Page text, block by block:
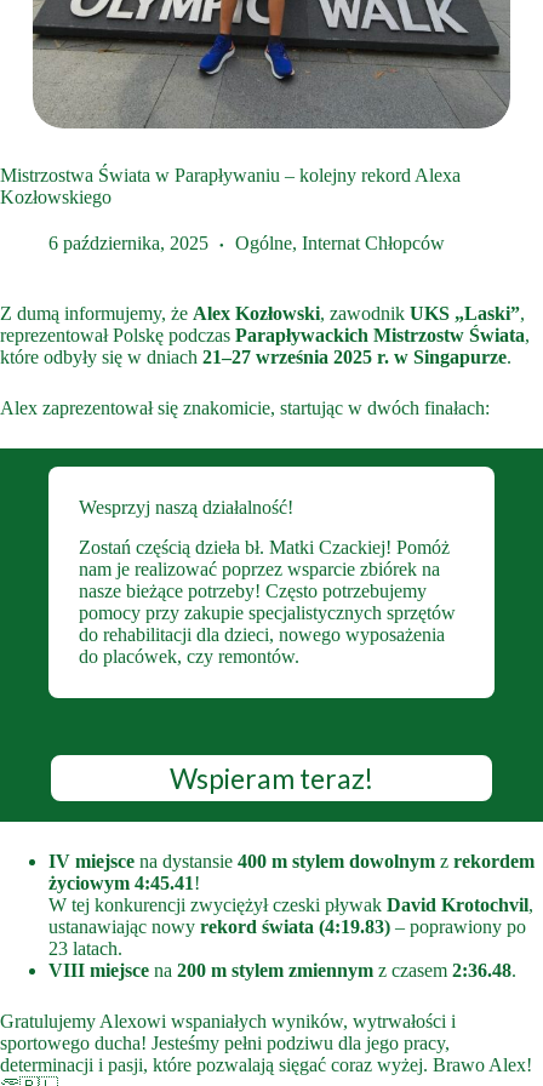
Mistrzostwa Świata w Parapływaniu – kolejny rekord Alexa
Kozłowskiego
6 października, 2025 Ogólne, Internat Chłopców
Z dumą informujemy, że Alex Kozłowski, zawodnik UKS „Laski”,
reprezentował Polskę podczas Parapływackich Mistrzostw Świata,
które odbyły się w dniach 21–27 września 2025 r. w Singapurze.
Alex zaprezentował się znakomicie, startując w dwóch finałach:
Wesprzyj naszą działalność!
Zostań częścią dzieła bł. Matki Czackiej! Pomóż
nam je realizować poprzez wsparcie zbiórek na
nasze bieżące potrzeby! Często potrzebujemy
pomocy przy zakupie specjalistycznych sprzętów
do rehabilitacji dla dzieci, nowego wyposażenia
do placówek, czy remontów.
Wspieram teraz!
IV miejsce na dystansie 400 m stylem dowolnym z rekordem
życiowym 4:45.41!
W tej konkurencji zwyciężył czeski pływak David Krotochvil,
ustanawiając nowy rekord świata (4:19.83) – poprawiony po
23 latach.
VIII miejsce na 200 m stylem zmiennym z czasem 2:36.48.
Gratulujemy Alexowi wspaniałych wyników, wytrwałości i
sportowego ducha! Jesteśmy pełni podziwu dla jego pracy,
determinacji i pasji, które pozwalają sięgać coraz wyżej. Brawo Alex!